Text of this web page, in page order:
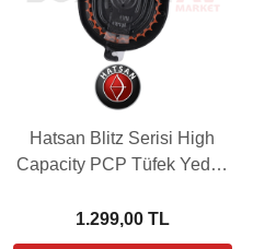
Hatsan Blitz Serisi High
Capacity PCP Tüfek Yedek
1.299,00 TL